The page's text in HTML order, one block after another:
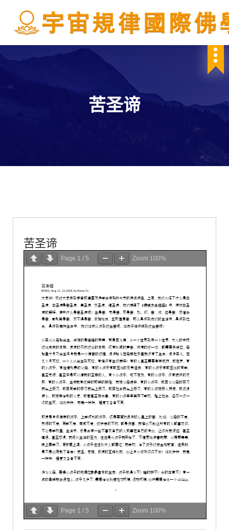
苦圣谛
苦圣谛
Page 1 / 5 Zoom 100%
Page 1 / 5 Zoom 100%